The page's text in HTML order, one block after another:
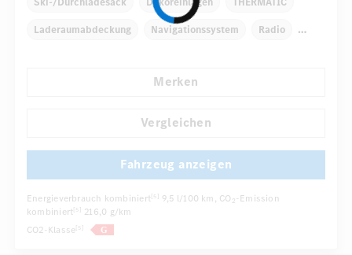
Laderaumabdeckung Navigationssystem Radio
Merken
Vergleichen
Fahrzeug anzeigen
Energieverbrauch kombiniert [5] 9,5 l/100 km, CO 2-Emission
kombiniert [5] 216,0 g/km
CO2-Klasse [5]